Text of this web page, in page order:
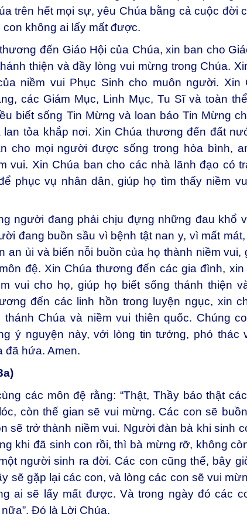
trên hết mọi sự, yêu Chúa bằng cả cuộc đời
không ai lấy mất được.
đến Giáo Hội của Chúa, xin ban cho
thiện và đầy lòng vui mừng trong Chúa.
niềm vui Phục Sinh cho muôn người. Xin
các Giám Mục, Linh Mục, Tu Sĩ và toàn
biết sống Tin Mừng và loan báo Tin Mừng
tỏa khắp nơi. Xin Chúa thương đến đất
cho mọi người được sống trong hòa bình,
vui. Xin Chúa ban cho các nhà lãnh đạo có
phục vụ nhân dân, giúp họ tìm thấy niềm
người đang phải chịu đựng những đau khổ
đang buồn sầu vì bệnh tật nan y, vì mất
an ủi và biến nỗi buồn của họ thành niềm vui,
đệ. Xin Chúa thương đến các gia đình, xin
vui cho họ, giúp họ biết sống thánh thiện
đến các linh hồn trong luyện ngục, xin
Chúa và niềm vui thiên quốc. Chúng
ý nguyện này, với lòng tin tưởng, phó thác
đã hứa. Amen.
các môn đệ rằng: “Thật, Thầy bảo thật
còn thế gian sẽ vui mừng. Các con sẽ
sẽ trở thành niềm vui. Người đàn bà khi sinh
khi đã sinh con rồi, thì bà mừng rỡ, không
người sinh ra đời. Các con cũng thế, bây
sẽ gặp lại các con, và lòng các con sẽ vui
ai sẽ lấy mất được. Và trong ngày đó các
Đó là Lời Chúa.